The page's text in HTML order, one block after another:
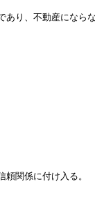
あり、不動産になら
関係に付け入る。